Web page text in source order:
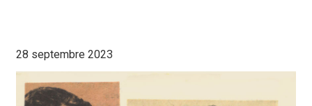
28 septembre 2023